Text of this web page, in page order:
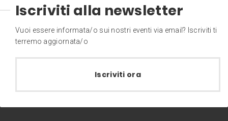
Iscriviti alla newsletter
Vuoi essere informata/o sui nostri eventi via email? Iscriviti ti
terremo aggiornata/o
Iscriviti ora